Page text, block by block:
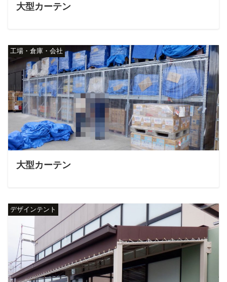
大型カーテン
工場・倉庫・会社
大型カーテン
デザインテント